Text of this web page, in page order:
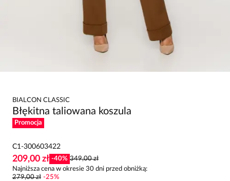
BIALCON CLASSIC
Błękitna taliowana koszula
Promocja
C1-300603422
209,00 zł -40% 349,00 zł
Najniższa cena w okresie 30 dni przed obniżką:
279,00 zł -25%